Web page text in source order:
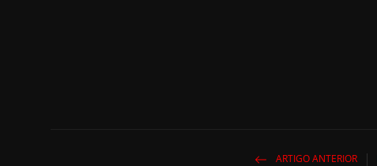
ARTIGO ANTERIOR